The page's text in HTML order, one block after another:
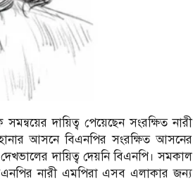
দায়িত্ব পেয়েছেন সংরক্ষিত নারী
আসনে বিএনপির সংরক্ষিত আসনের
দায়িত্ব দেয়নি বিএনপি। সমকাল
নারী এমপিরা এসব এলাকার জন্য